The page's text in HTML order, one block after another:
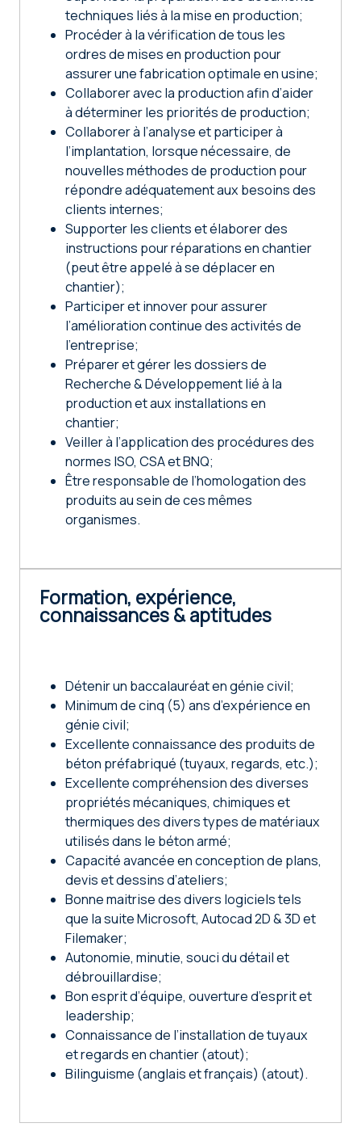
techniques liés à la mise en production;
Procéder à la vérification de tous les
ordres de mises en production pour
assurer une fabrication optimale en usine;
Collaborer avec la production afin d’aider
à déterminer les priorités de production;
Collaborer à l’analyse et participer à
l’implantation, lorsque nécessaire, de
nouvelles méthodes de production pour
répondre adéquatement aux besoins des
clients internes;
Supporter les clients et élaborer des
instructions pour réparations en chantier
(peut être appelé à se déplacer en
chantier);
Participer et innover pour assurer
l’amélioration continue des activités de
l’entreprise;
Préparer et gérer les dossiers de
Recherche & Développement lié à la
production et aux installations en
chantier;
Veiller à l’application des procédures des
normes ISO, CSA et BNQ;
Être responsable de l’homologation des
produits au sein de ces mêmes
organismes.
Formation, expérience,
connaissances & aptitudes
Détenir un baccalauréat en génie civil;
Minimum de cinq (5) ans d’expérience en
génie civil;
Excellente connaissance des produits de
béton préfabriqué (tuyaux, regards, etc.);
Excellente compréhension des diverses
propriétés mécaniques, chimiques et
thermiques des divers types de matériaux
utilisés dans le béton armé;
Capacité avancée en conception de plans,
devis et dessins d’ateliers;
Bonne maitrise des divers logiciels tels
que la suite Microsoft, Autocad 2D & 3D et
Filemaker;
Autonomie, minutie, souci du détail et
débrouillardise;
Bon esprit d’équipe, ouverture d’esprit et
leadership;
Connaissance de l’installation de tuyaux
et regards en chantier (atout);
Bilinguisme (anglais et français) (atout).